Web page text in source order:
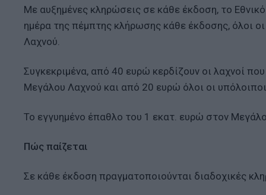
Με αυξημένες κληρώσεις σε κάθε έκδοση, το
ημέρα της πέμπτης κλήρωσης κάθε έκδοσης, όλοι
Λαχνού.
Συγκεκριμένα, από 40 ευρώ κερδίζουν οι λαχνοί
Μεγάλου Λαχνού και από 20 ευρώ όλοι οι
Το εγγυημένο έπαθλο του 1 εκατ. ευρώ στον
Πώς παίζεται
Σε κάθε έκδοση πραγματοποιούνται διαδοχικές